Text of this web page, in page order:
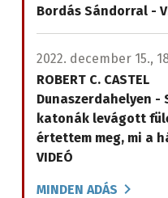
Bordás Sándorral -
2022. december 15.,
ROBERT C. CASTEL
Dunaszerdahelyen -
katonák levágott
értettem meg, mi a
VIDEÓ
MINDEN ADÁS